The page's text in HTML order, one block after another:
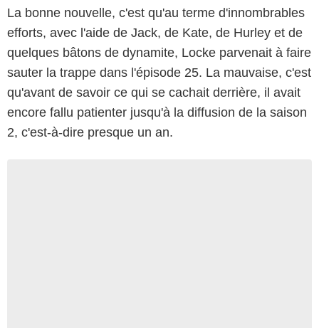
La bonne nouvelle, c'est qu'au terme d'innombrables
efforts, avec l'aide de Jack, de Kate, de Hurley et de
quelques bâtons de dynamite, Locke parvenait à faire
sauter la trappe dans l'épisode 25. La mauvaise, c'est
qu'avant de savoir ce qui se cachait derrière, il avait
encore fallu patienter jusqu'à la diffusion de la saison
2, c'est-à-dire presque un an.